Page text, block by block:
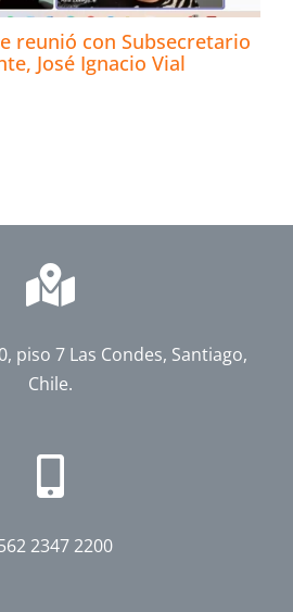
reunió con Subsecretario
José Ignacio Vial
piso 7 Las Condes, Santiago,
Chile.
2347 2200